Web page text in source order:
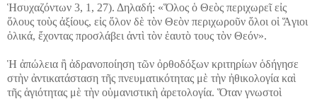
Ἡσυχαζόντων 3, 1, 27). Δηλαδή: «Ὅλος ὁ Θεὸς περιχωρεῖ εἰς
ὅλους τοὺς ἀξίους, εἰς ὅλον δὲ τὸν Θεὸν περιχωροῦν ὅλοι οἱ Ἅγιοι
ὁλικά, ἔχοντας προσλάβει ἀντὶ τὸν ἑαυτὸ τους τὸν Θεόν».
Ἡ ἀπώλεια ἢ ἀδρανοποίηση τῶν ὀρθοδόξων κριτηρίων ὁδήγησε
στὴν ἀντικατάσταση τῆς πνευματικότητας μὲ τὴν ἠθικολογία καὶ
τῆς ἁγιότητας μὲ τὴν οὑμανιστικὴ ἀρετολογία. Ὅταν γνωστοὶ